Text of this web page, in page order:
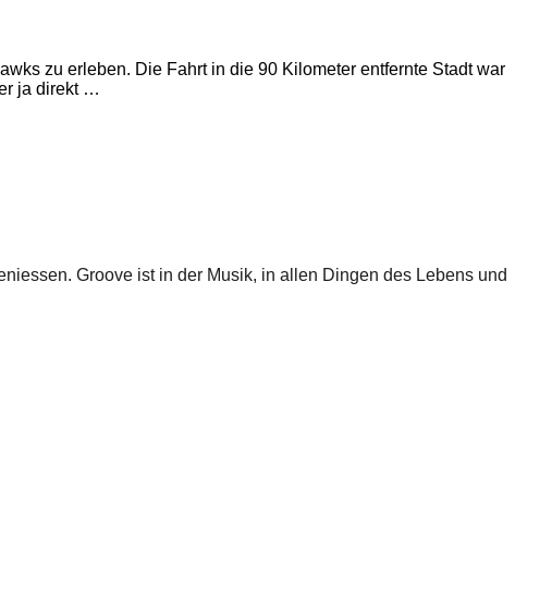
zu erleben. Die Fahrt in die 90 Kilometer entfernte Stadt war
ja direkt …
Groove ist in der Musik, in allen Dingen des Lebens und